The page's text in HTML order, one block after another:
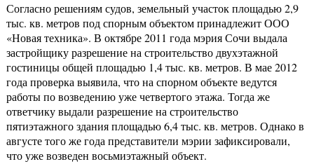
Согласно решениям судов, земельный участок площадью 2,9
тыс. кв. метров под спорным объектом принадлежит ООО
«Новая техника». В октябре 2011 года мэрия Сочи выдала
застройщику разрешение на строительство двухэтажной
гостиницы общей площадью 1,4 тыс. кв. метров. В мае 2012
года проверка выявила, что на спорном объекте ведутся
работы по возведению уже четвертого этажа. Тогда же
ответчику выдали разрешение на строительство
пятиэтажного здания площадью 6,4 тыс. кв. метров. Однако в
августе того же года представители мэрии зафиксировали,
что уже возведен восьмиэтажный объект.